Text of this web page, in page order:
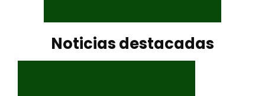
Noticias destacadas